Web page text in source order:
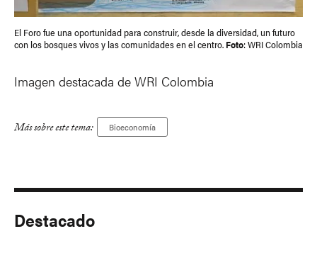
El Foro fue una oportunidad para construir, desde la diversidad, un futuro
con los bosques vivos y las comunidades en el centro. Foto: WRI Colombia
Imagen destacada de WRI Colombia
Más sobre este tema: Bioeconomía
Destacado